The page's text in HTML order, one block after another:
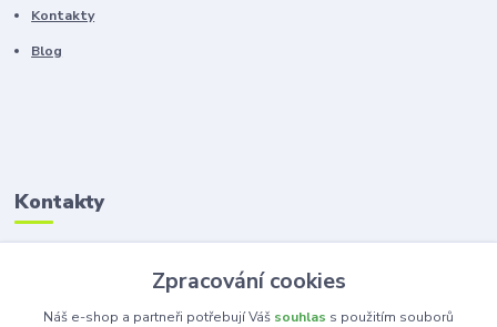
Kontakty
Blog
Kontakty
Zákaznická podpora
+420 603 100 966
(Po-Pá, 8-16 hod.)
Zpracování cookies
Náš e-shop a partneři potřebují Váš souhlas s použitím souborů